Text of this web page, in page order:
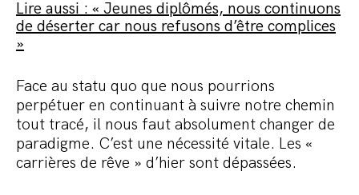
Lire aussi : « Jeunes diplômés, nous continuons
de déserter car nous refusons d’être complices
»
Face au statu quo que nous pourrions
perpétuer en continuant à suivre notre chemin
tout tracé, il nous faut absolument changer de
paradigme. C’est une nécessité vitale. Les «
carrières de rêve » d’hier sont dépassées.